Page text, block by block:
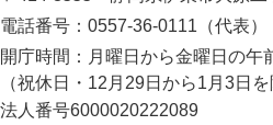
の
東
部
に
電話番号：0557-36-0111（代表）
開庁時間：月曜日から金曜日の午
（祝休日・12月29日から1月3日を
法人番号6000020222089